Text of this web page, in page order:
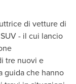
di vetture di
- il cui lancio
tre nuovi e
guida che hanno